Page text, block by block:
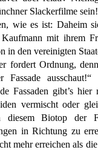
Slackerfilme sein!
wie es ist: Daheim
mit ihrem
in den vereinigten
fordert Ordnung,
Fassade
Fassaden gibt’s
vermischt oder
diesem Biotop der
in Richtung zu
mehr erreichen als